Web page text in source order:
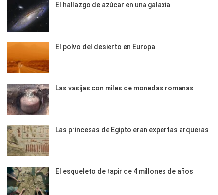
El hallazgo de azúcar en una galaxia
El polvo del desierto en Europa
Las vasijas con miles de monedas romanas
Las princesas de Egipto eran expertas arqueras
El esqueleto de tapir de 4 millones de años